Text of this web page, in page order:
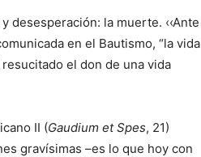
desesperación: la muerte. ‹‹Ante
en el Bautismo, “la vida
el don de una vida
II (Gaudium et Spes, 21)
gravísimas –es lo que hoy con